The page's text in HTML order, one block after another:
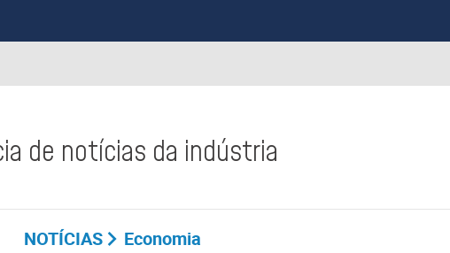
de notícias da indústria
NOTÍCIAS Economia